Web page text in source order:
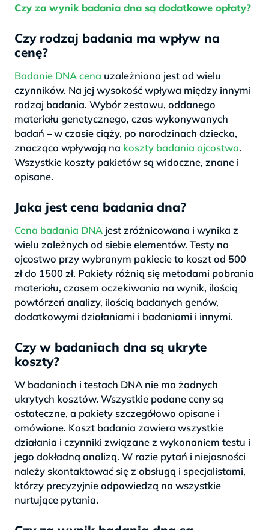
Czy za wynik badania dna są dodatkowe opłaty?
Czy rodzaj badania ma wpływ na
cenę?
Badanie DNA cena uzależniona jest od wielu
czynników. Na jej wysokość wpływa między innymi
rodzaj badania. Wybór zestawu, oddanego
materiału genetycznego, czas wykonywanych
badań – w czasie ciąży, po narodzinach dziecka,
znacząco wpływają na koszty badania ojcostwa.
Wszystkie koszty pakietów są widoczne, znane i
opisane.
Jaka jest cena badania dna?
Cena badania DNA jest zróżnicowana i wynika z
wielu zależnych od siebie elementów. Testy na
ojcostwo przy wybranym pakiecie to koszt od 500
zł do 1500 zł. Pakiety różnią się metodami pobrania
materiału, czasem oczekiwania na wynik, ilością
powtórzeń analizy, ilością badanych genów,
dodatkowymi działaniami i badaniami i innymi.
Czy w badaniach dna są ukryte
koszty?
W badaniach i testach DNA nie ma żadnych
ukrytych kosztów. Wszystkie podane ceny są
ostateczne, a pakiety szczegółowo opisane i
omówione. Koszt badania zawiera wszystkie
działania i czynniki związane z wykonaniem testu i
jego dokładną analizą. W razie pytań i niejasności
należy skontaktować się z obsługą i specjalistami,
którzy precyzyjnie odpowiedzą na wszystkie
nurtujące pytania.